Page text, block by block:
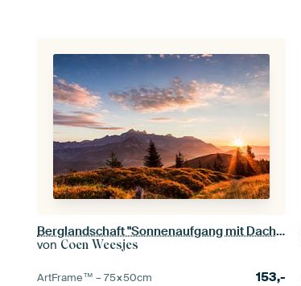
Berglandschaft "Sonnenaufgang mit Dachstein"
von Coen Weesjes
ArtFrame™ –75×50cm 153,-